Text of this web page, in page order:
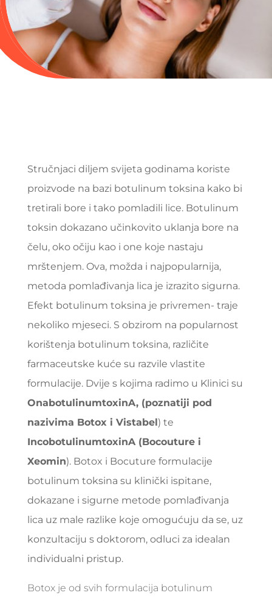
Stručnjaci diljem svijeta godinama koriste
proizvode na bazi botulinum toksina kako bi
tretirali bore i tako pomladili lice. Botulinum
toksin dokazano učinkovito uklanja bore na
čelu, oko očiju kao i one koje nastaju
mrštenjem. Ova, možda i najpopularnija,
metoda pomlađivanja lica je izrazito sigurna.
Efekt botulinum toksina je privremen- traje
nekoliko mjeseci. S obzirom na popularnost
korištenja botulinum toksina, različite
farmaceutske kuće su razvile vlastite
formulacije. Dvije s kojima radimo u Klinici su
OnabotulinumtoxinA, (poznatiji pod
nazivima Botox i Vistabel) te
IncobotulinumtoxinA (Bocouture i
Xeomin). Botox i Bocuture formulacije
botulinum toksina su klinički ispitane,
dokazane i sigurne metode pomlađivanja
lica uz male razlike koje omogućuju da se, uz
konzultaciju s doktorom, odluci za idealan
individualni pristup.
Botox je od svih formulacija botulinum